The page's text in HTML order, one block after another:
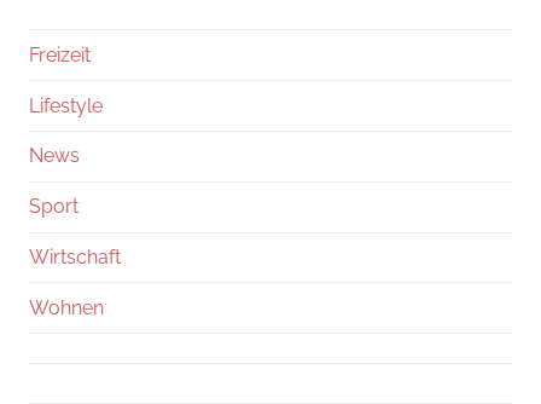
Freizeit
Lifestyle
News
Sport
Wirtschaft
Wohnen